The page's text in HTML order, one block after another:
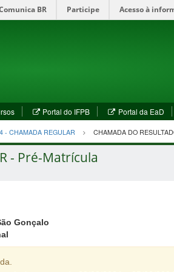
BR Participe Acesso à
Portal do IFPB(abre
em
nova
janela)
Portal da EaD
em
- CHAMADA REGULAR CHAMADA DO
- Pré-Matrícula
Gonçalo